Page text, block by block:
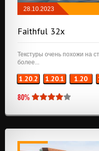
28.10.2023
Faithful 32x
Текстуры очень похожи на
более...
1.20.2 1.20.1 1.20
80%